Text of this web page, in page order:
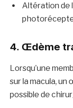
Altération de
4. Œdème
Lorsqu’une
sur la macula,
possible de